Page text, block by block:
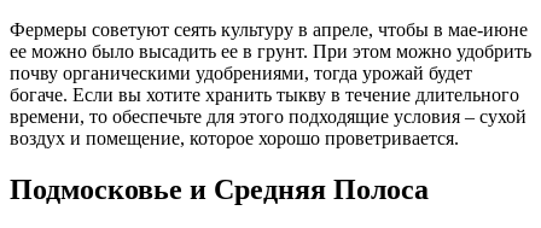
Фермеры советуют сеять культуру в апреле, чтобы в мае-июне
ее можно было высадить ее в грунт. При этом можно удобрить
почву органическими удобрениями, тогда урожай будет
богаче. Если вы хотите хранить тыкву в течение длительного
времени, то обеспечьте для этого подходящие условия – сухой
воздух и помещение, которое хорошо проветривается.
Подмосковье и Средняя Полоса